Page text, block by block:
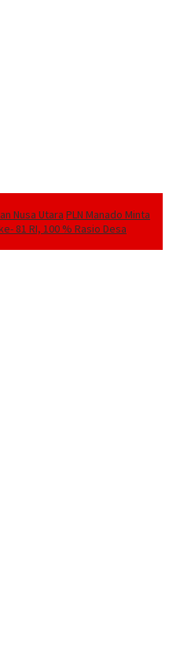
Nusa Utara PLN Manado Minta
81 RI, 100 % Rasio Desa